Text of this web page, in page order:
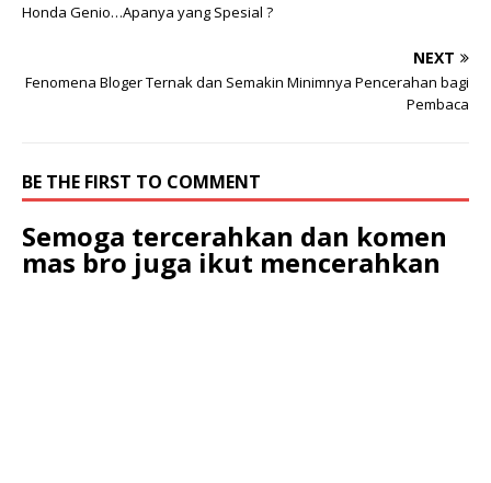
Honda Genio…Apanya yang Spesial ?
NEXT
Fenomena Bloger Ternak dan Semakin Minimnya Pencerahan bagi
Pembaca
BE THE FIRST TO COMMENT
Semoga tercerahkan dan komen
mas bro juga ikut mencerahkan